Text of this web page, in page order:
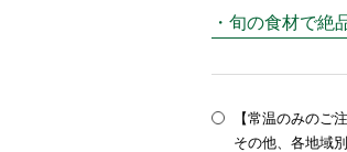
・旬の食材で絶
【常温のみのご
その他、各地域